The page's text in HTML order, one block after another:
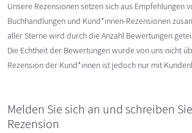
Unsere Rezensionen setzen sich aus Empfehlungen
Buchhandlungen und Kund*innen-Rezensionen
aller Sterne wird durch die Anzahl Bewertungen
Die Echtheit der Bewertungen wurde von uns nicht
Rezension der Kund*innen ist jedoch nur mit
Melden Sie sich an und schreiben
Rezension